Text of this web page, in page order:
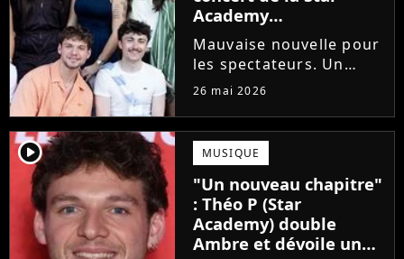
Academy
définitivement annulé
Mauvaise nouvelle pour
les spectateurs. Un
concert de la Star
dernière minute pour
des raisons de santé, ne
sera finalement pas
reprogrammé.
26 mai 2026
player2 MUSIQUE
"Un nouveau chapitre"
: Théo P (Star
Academy) double
Ambre et dévoile un